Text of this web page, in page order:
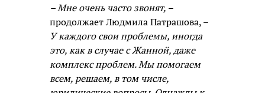
– Мне очень часто звонят, –
продолжает Людмила Патрашова, –
У каждого свои проблемы, иногда
это, как в случае с Жанной, даже
комплекс проблем. Мы помогаем
всем, решаем, в том числе,